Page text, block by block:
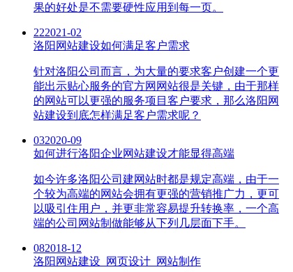
果的好处是不需要硬性应用到每一页。
222021-02
洛阳网站建设如何满足客户需求
针对洛阳公司而言，为大量的要求客户创建一个更
能出示贴心服务的官方网网站很是关键，由于那样
的网站可以更强的服务项目客户要求，那么洛阳网
站建设到底怎样满足客户需求呢？
032020-09
如何进行洛阳企业网站建设才能显得高端
如今许多洛阳公司建网站时都是规定高端，由于一
个较为高端的网站会拥有更强的营销推广力，更可
以吸引住用户，并更非常容易提升转换率，一个高
端的公司网站制做能够从下列几层面下手。
082018-12
洛阳网站建设_网页设计_网站制作